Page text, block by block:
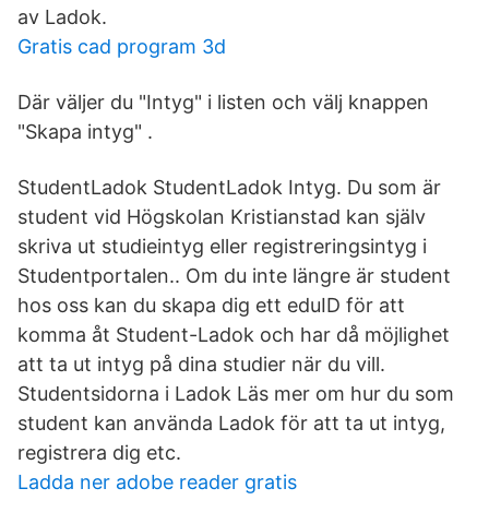
av Ladok.
Gratis cad program 3d
Där väljer du "Intyg" i listen och välj knappen
"Skapa intyg" .
StudentLadok StudentLadok Intyg. Du som är
student vid Högskolan Kristianstad kan själv
skriva ut studieintyg eller registreringsintyg i
Studentportalen.. Om du inte längre är student
hos oss kan du skapa dig ett eduID för att
komma åt Student-Ladok och har då möjlighet
att ta ut intyg på dina studier när du vill.
Studentsidorna i Ladok Läs mer om hur du som
student kan använda Ladok för att ta ut intyg,
registrera dig etc.
Ladda ner adobe reader gratis